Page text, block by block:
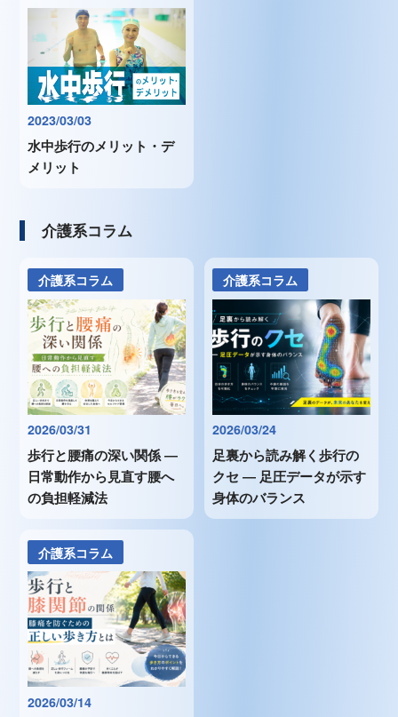
2023/03/03
水中歩行のメリット・デ
メリット
介護系コラム
介護系コラム
2026/03/31
歩行と腰痛の深い関係 ―
日常動作から見直す腰へ
の負担軽減法
介護系コラム
2026/03/24
足裏から読み解く歩行の
クセ ― 足圧データが示す
身体のバランス
介護系コラム
2026/03/14